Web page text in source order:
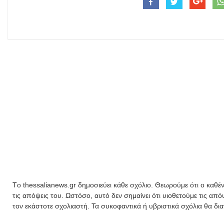
Tο thessalianews.gr δημοσιεύει κάθε σχόλιο. Θεωρούμε ότι ο
τις απόψεις του. Ωστόσο, αυτό δεν σημαίνει ότι υιοθετούμε τις
τον εκάστοτε σχολιαστή. Τα συκοφαντικά ή υβριστικά σχόλια θα